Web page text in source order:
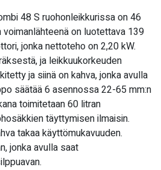
48 S ruohonleikkurissa on 46
on luotettava 139
jonka nettoteho on 2,20 kW.
ja leikkuukorkeuden
ja siinä on kahva, jonka avulla
säätää 6 asennossa 22-65 mm:n
toimitetaan 60 litran
täyttymisen ilmaisin.
takaa käyttömukavuuden.
jonka avulla saat